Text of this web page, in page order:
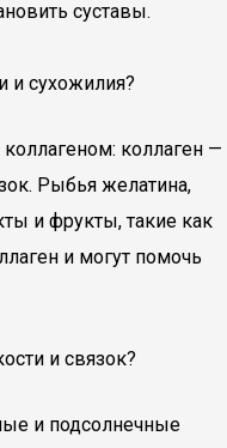
суставы.
и сухожилия?
коллаген —
Рыбья желатина,
и фрукты, такие как
и могут помочь
и связок?
и подсолнечные